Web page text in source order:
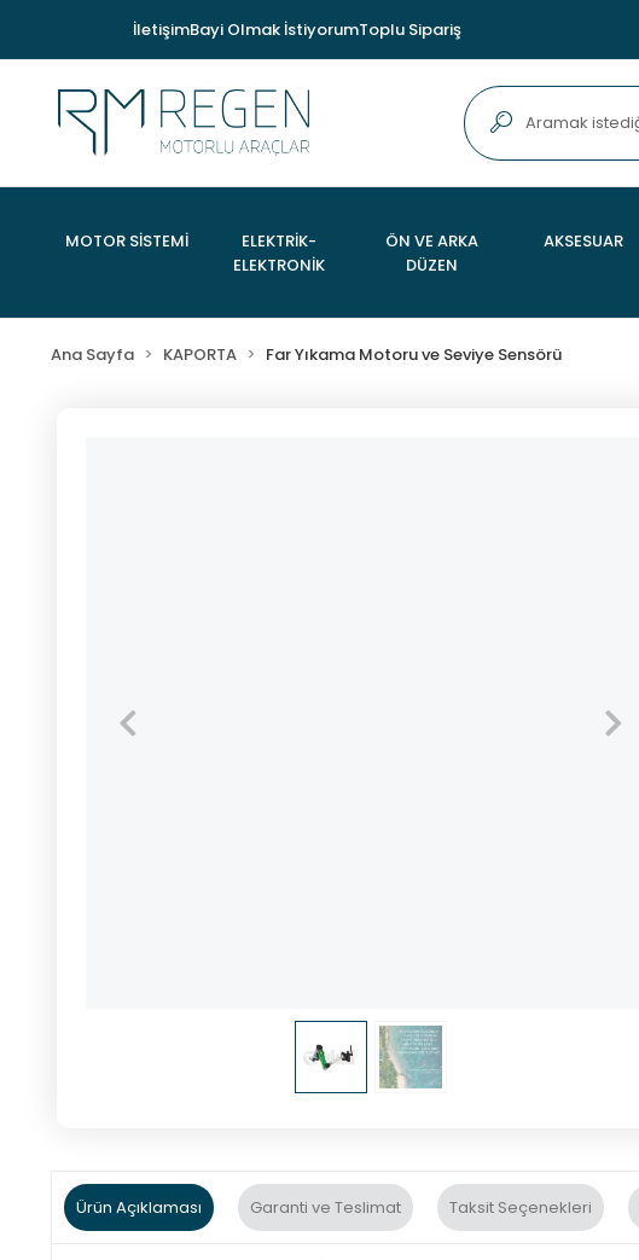
İletişimBayi Olmak İstiyorumToplu Sipariş
MOTOR SİSTEMİ
ELEKTRİK-
ELEKTRONİK
ÖN VE ARKA
DÜZEN
AKSESUAR
Ana Sayfa KAPORTA Far Yıkama Motoru ve Seviye Sensörü
Ürün Açıklaması Garanti ve Teslimat Taksit Seçenekleri